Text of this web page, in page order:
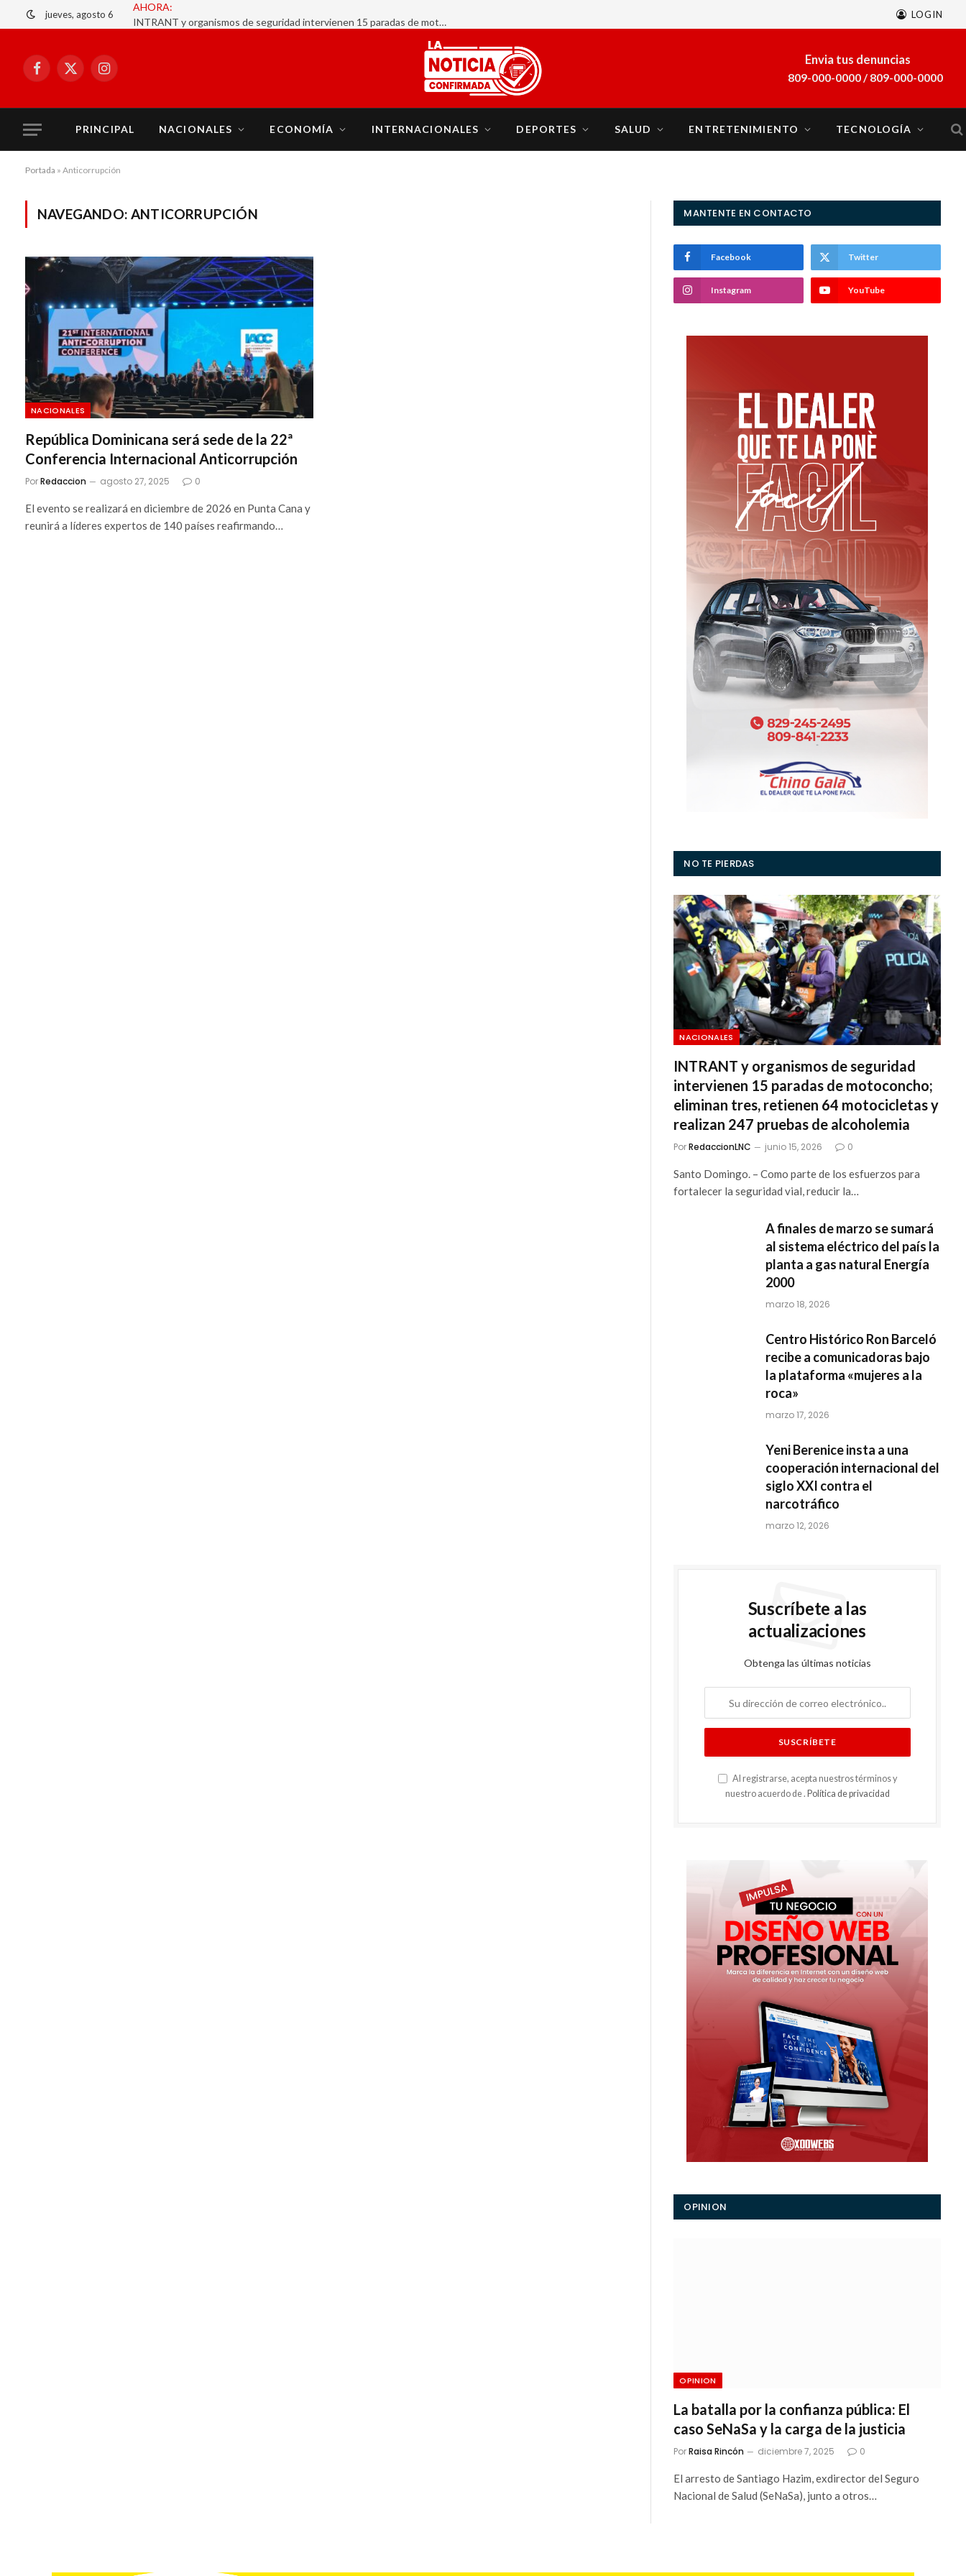
jueves, agosto 6
AHORA:
INTRANT y organismos de seguridad intervienen 15 paradas de motoconcho; eliminan tres, retienen 64 motocicletas y realizan 247 pruebas de alcoholemia
LOGIN
Facebook
X
Instagram
Envia tus denuncias
809-000-0000 / 809-000-0000
PRINCIPAL NACIONALES ECONOMÍA INTERNACIONALES DEPORTES SALUD ENTRETENIMIENTO TECNOLOGÍA
Portada » Anticorrupción
NAVEGANDO:ANTICORRUPCIÓN
NACIONALES
República Dominicana será sede de la 22ª
Conferencia Internacional Anticorrupción
PorRedaccion agosto 27, 2025 0
El evento se realizará en diciembre de 2026 en Punta Cana y
reunirá a líderes expertos de 140 países reafirmando…
MANTENTE EN CONTACTO
Facebook Twitter
Instagram YouTube
NO TE PIERDAS
NACIONALES
INTRANT y organismos de seguridad
intervienen 15 paradas de motoconcho;
eliminan tres, retienen 64 motocicletas y
realizan 247 pruebas de alcoholemia
PorRedaccionLNC junio 15, 2026 0
Santo Domingo. – Como parte de los esfuerzos para
fortalecer la seguridad vial, reducir la…
A finales de marzo se sumará
al sistema eléctrico del país la
planta a gas natural Energía
2000
marzo 18, 2026
Centro Histórico Ron Barceló
recibe a comunicadoras bajo
la plataforma «mujeres a la
roca»
marzo 17, 2026
Yeni Berenice insta a una
cooperación internacional del
siglo XXI contra el
narcotráfico
marzo 12, 2026
Suscríbete a las
actualizaciones
Obtenga las últimas noticias
Al registrarse, acepta nuestros términos y
nuestro acuerdo de . Política de privacidad
OPINION
OPINION
La batalla por la confianza pública: El
caso SeNaSa y la carga de la justicia
PorRaisa Rincón diciembre 7, 2025 0
El arresto de Santiago Hazim, exdirector del Seguro
Nacional de Salud (SeNaSa), junto a otros…